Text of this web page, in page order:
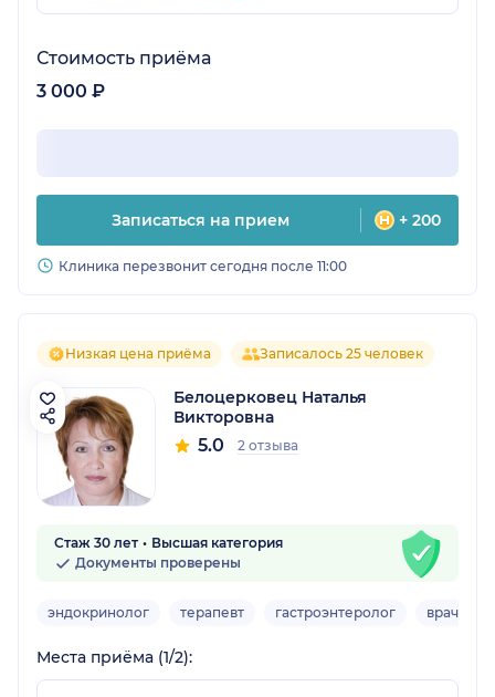
Стоимость приёма
3 000 ₽
Записаться на прием + 200
Клиника перезвонит сегодня после 11:00
Низкая цена приёма Записалось 25 человек
Белоцерковец Наталья
Викторовна
5.0 2 отзыва
Стаж 30 лет
Высшая категория
Документы проверены
эндокринолог терапевт гастроэнтеролог врач УЗД
Места приёма (1/2):